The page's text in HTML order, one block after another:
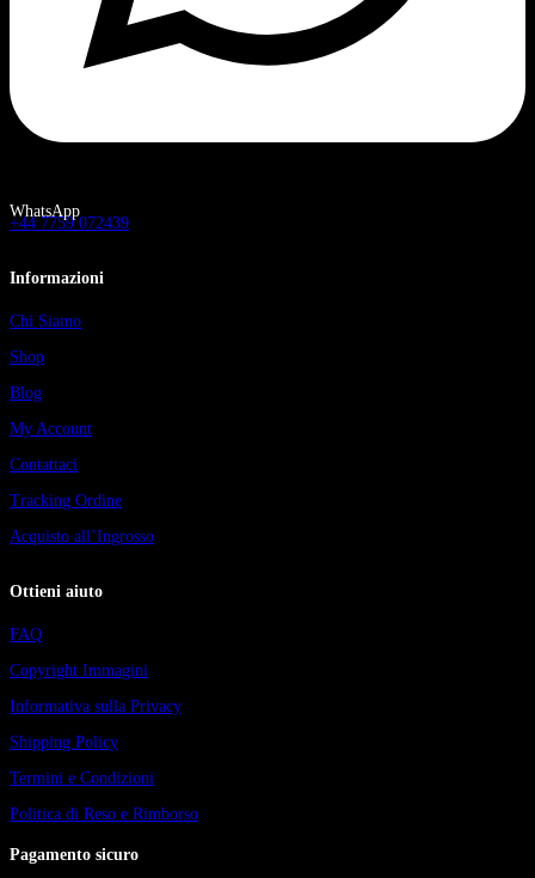
WhatsApp
+44 7759 072439
Informazioni
Chi Siamo
Shop
Blog
My Account
Contattaci
Tracking Ordine
Acquisto all’Ingrosso
Ottieni aiuto
FAQ
Copyright Immagini
Informativa sulla Privacy
Shipping Policy
Termini e Condizioni
Politica di Reso e Rimborso
Pagamento sicuro